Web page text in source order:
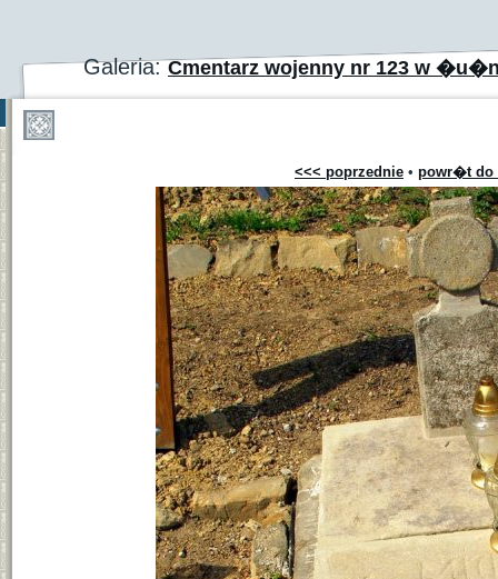
Galeria:Cmentarz wojenny nr 123 w
<<< poprzednie • powr�t do